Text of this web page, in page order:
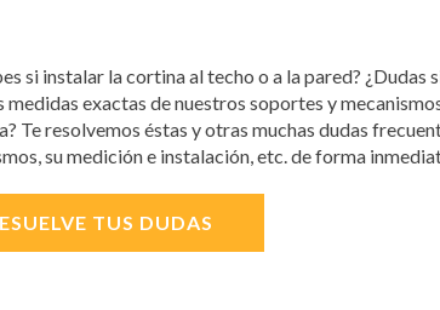
si instalar la cortina al techo o a la pared? ¿Dudas
medidas exactas de nuestros soportes y
Te resolvemos éstas y otras muchas dudas
su medición e instalación, etc. de forma
TUS DUDAS